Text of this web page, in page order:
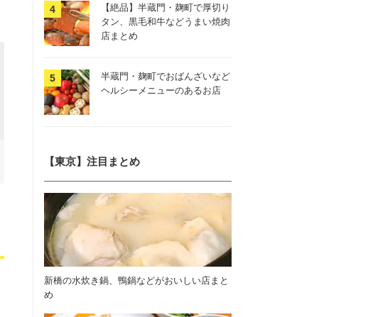
【絶品】半蔵門・麹町で厚切り
タン、黒毛和牛などうまい焼肉
店まとめ
半蔵門・麹町でおばんざいなど
ヘルシーメニューのあるお店
【東京】注目まとめ
新橋の水炊き鍋、鴨鍋などがおいしい店まと
め